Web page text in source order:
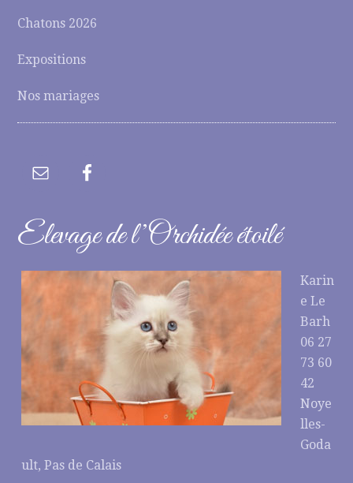
Chatons 2026
Expositions
Nos mariages
Elevage de l’Orchidée étoilé
Karin
e Le
Barh
06 27
73 60
42
Noye
lles-
Goda
ult, Pas de Calais